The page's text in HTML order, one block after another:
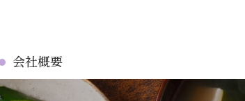
会社概要